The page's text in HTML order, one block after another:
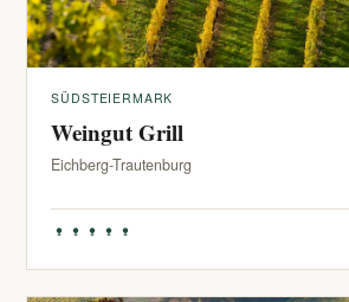
SÜDSTEIERMARK
Weingut Grill
Eichberg-Trautenburg